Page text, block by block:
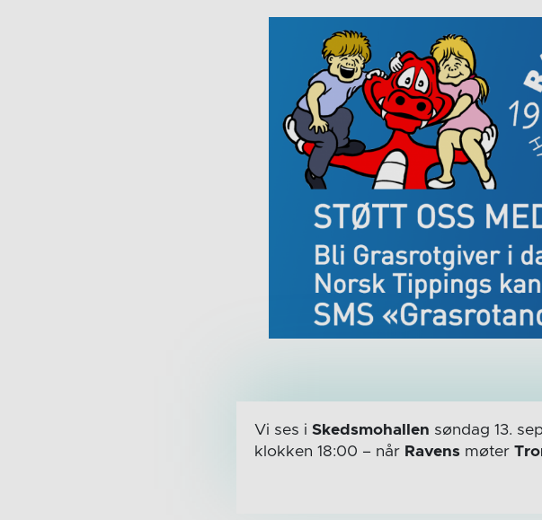
Vi ses i Skedsmohallen søndag 13.
klokken 18:00 – når Ravens møter